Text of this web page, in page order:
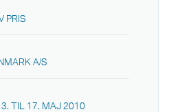
PRIS
A/S
TIL 17. MAJ 2010